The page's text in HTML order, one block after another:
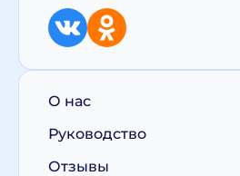
О нас
Руководство
Отзывы